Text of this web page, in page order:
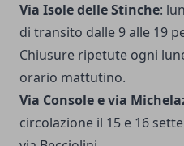
Via Isole delle Stinche:
di transito dalle 9 alle 19
Chiusure ripetute ogni
orario mattutino.
Via Console e via
circolazione il 15 e 16